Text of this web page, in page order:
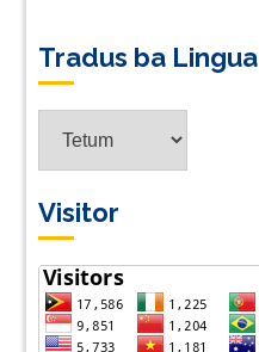
Tradus ba Lingua
Visitor